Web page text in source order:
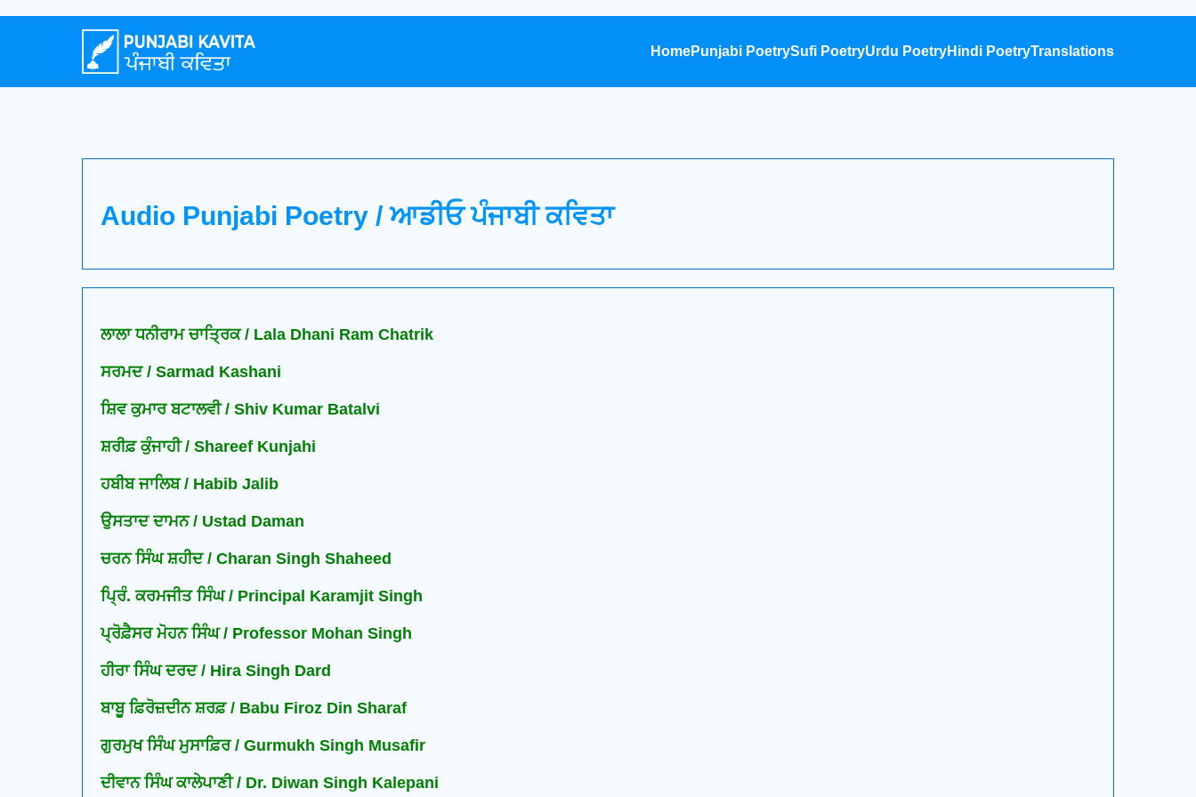
HomePunjabi PoetrySufi PoetryUrdu PoetryHindi PoetryTranslations
Audio Punjabi Poetry / ਆਡੀਓ ਪੰਜਾਬੀ ਕਵਿਤਾ
ਲਾਲਾ ਧਨੀਰਾਮ ਚਾਤ੍ਰਿਕ / Lala Dhani Ram Chatrik
ਸਰਮਦ / Sarmad Kashani
ਸ਼ਿਵ ਕੁਮਾਰ ਬਟਾਲਵੀ / Shiv Kumar Batalvi
ਸ਼ਰੀਫ਼ ਕੁੰਜਾਹੀ / Shareef Kunjahi
ਹਬੀਬ ਜਾਲਿਬ / Habib Jalib
ਉਸਤਾਦ ਦਾਮਨ / Ustad Daman
ਚਰਨ ਸਿੰਘ ਸ਼ਹੀਦ / Charan Singh Shaheed
ਪ੍ਰਿੰ. ਕਰਮਜੀਤ ਸਿੰਘ / Principal Karamjit Singh
ਪ੍ਰੋਫ਼ੈਸਰ ਮੋਹਨ ਸਿੰਘ / Professor Mohan Singh
ਹੀਰਾ ਸਿੰਘ ਦਰਦ / Hira Singh Dard
ਬਾਬੂ ਫ਼ਿਰੋਜ਼ਦੀਨ ਸ਼ਰਫ਼ / Babu Firoz Din Sharaf
ਗੁਰਮੁਖ ਸਿੰਘ ਮੁਸਾਫ਼ਿਰ / Gurmukh Singh Musafir
ਦੀਵਾਨ ਸਿੰਘ ਕਾਲੇਪਾਣੀ / Dr. Diwan Singh Kalepani